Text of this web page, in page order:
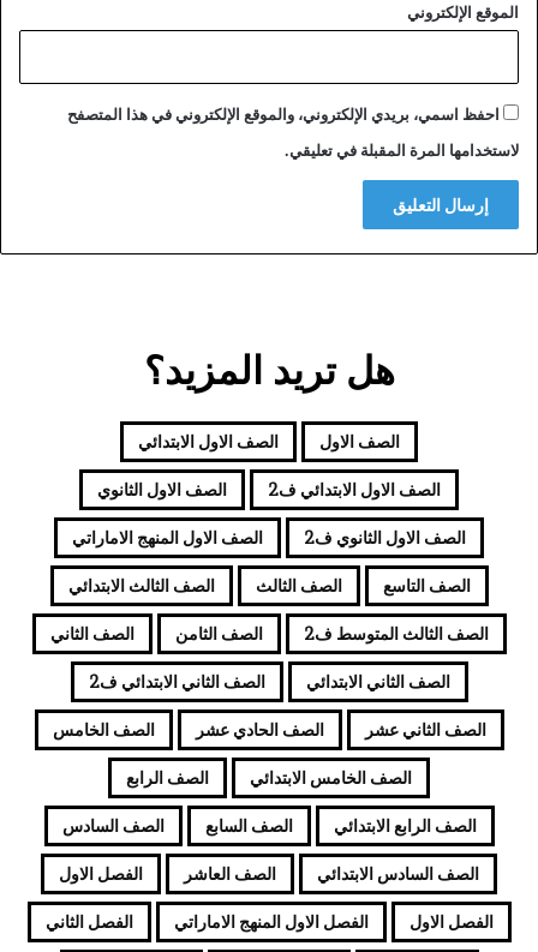
الموقع الإلكتروني
احفظ اسمي، بريدي الإلكتروني، والموقع الإلكتروني في هذا المتصفح
لاستخدامها المرة المقبلة في تعليقي.
هل تريد المزيد؟
الصف الاول الصف الاول الابتدائي
الصف الاول الابتدائي ف2 الصف الاول الثانوي
الصف الاول الثانوي ف2 الصف الاول المنهج الاماراتي
الصف التاسع الصف الثالث الصف الثالث الابتدائي
الصف الثالث المتوسط ف2 الصف الثامن الصف الثاني
الصف الثاني الابتدائي الصف الثاني الابتدائي ف2
الصف الثاني عشر الصف الحادي عشر الصف الخامس
الصف الخامس الابتدائي الصف الرابع
الصف الرابع الابتدائي الصف السابع الصف السادس
الصف السادس الابتدائي الصف العاشر الفصل الاول
الفصل الاول الفصل الاول المنهج الاماراتي الفصل الثاني